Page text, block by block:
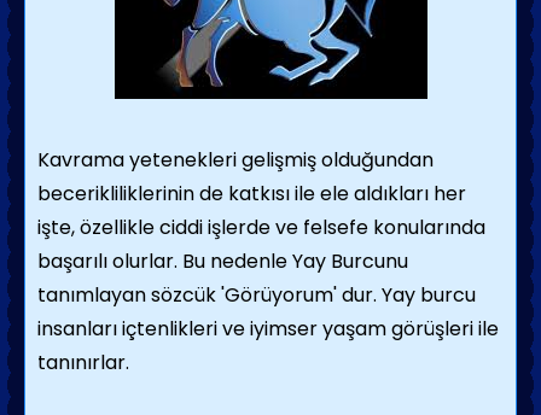
erkekleri, evliliklerini önemsiz kaçamaklarla tehlikeye
olmasını nasıl sağlayacaksınız? İşte bu daha da zorlu
daha değerli, feda etmeye de niyetli görünmüyor...
Algılan açık, dünyayı tanımaya ve olup bitenleri
derinlemesine kavramaya çalışan bir erkekten söz
ediyoruz. Bu yüzden bu adam siyaset, felsefe,
Kavrama yetenekleri gelişmiş olduğundan
becerikliliklerinin de katkısı ile ele aldıkları her
işte, özellikle ciddi işlerde ve felsefe konularında
başarılı olurlar. Bu nedenle Yay Burcunu
tanımlayan sözcük 'Görüyorum' dur. Yay burcu
insanları içtenlikleri ve iyimser yaşam görüşleri ile
tanınırlar.